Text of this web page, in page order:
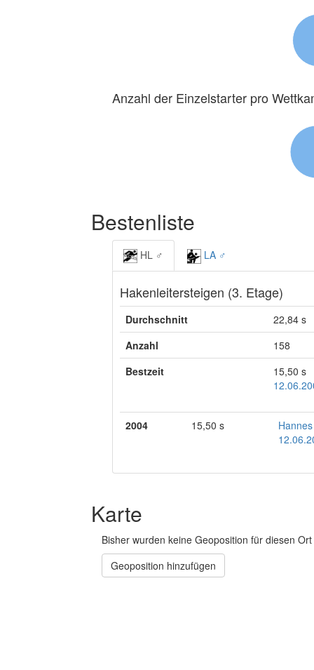
Anzahl der Einzelstarter pro
Bestenliste
HL ♂ LA ♂
Hakenleitersteigen (3. Etage)
Durchschnitt
22,84 s
Anzahl
158
Bestzeit
15,50 s
2004 15,50 s
Karte
Bisher wurden keine Geoposition für diesen
Geoposition hinzufügen